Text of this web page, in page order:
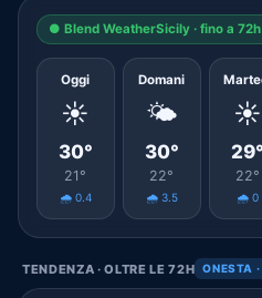
● Blend WeatherSicily · fino a
Oggi
☀️
30°
21°
🌧️ 0.4
Domani
🌤️
30°
22°
🌧️ 3.5
☀️
29°
22°
🌧️ 0
TENDENZA · OLTRE LE 72H ONESTA